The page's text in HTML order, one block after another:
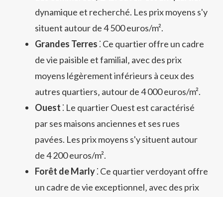
dynamique et recherché. Les prix moyens s'y
situent autour de 4 500 euros/m².
Grandes Terres ⁚ Ce quartier offre un cadre
de vie paisible et familial‚ avec des prix
moyens légèrement inférieurs à ceux des
autres quartiers‚ autour de 4 000 euros/m².
Ouest ⁚ Le quartier Ouest est caractérisé
par ses maisons anciennes et ses rues
pavées. Les prix moyens s'y situent autour
de 4 200 euros/m².
Forêt de Marly⁚ Ce quartier verdoyant offre
un cadre de vie exceptionnel‚ avec des prix